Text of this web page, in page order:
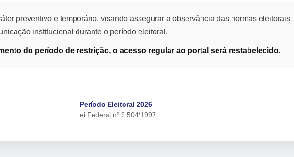
preventivo e temporário, visando assegurar a observância das normas eleitorais
institucional durante o período eleitoral.
do período de restrição, o acesso regular ao portal será restabelecido.
Período Eleitoral 2026
Lei Federal nº 9.504/1997